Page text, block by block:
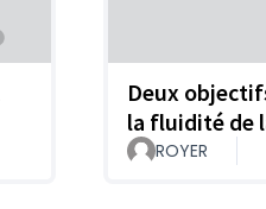
Deux
la fluidité de
ROYER